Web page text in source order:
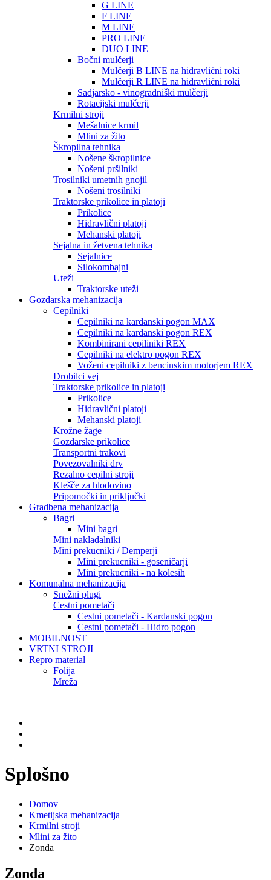
G LINE
F LINE
M LINE
PRO LINE
DUO LINE
Bočni mulčerji
Mulčerji B LINE na hidravlični roki
Mulčerji R LINE na hidravlični roki
Sadjarsko - vinogradniški mulčerji
Rotacijski mulčerji
Krmilni stroji
Mešalnice krmil
Mlini za žito
Škropilna tehnika
Nošene škropilnice
Nošeni pršilniki
Trosilniki umetnih gnojil
Nošeni trosilniki
Traktorske prikolice in platoji
Prikolice
Hidravlični platoji
Mehanski platoji
Sejalna in žetvena tehnika
Sejalnice
Silokombajni
Uteži
Traktorske uteži
Gozdarska mehanizacija
Cepilniki
Cepilniki na kardanski pogon MAX
Cepilniki na kardanski pogon REX
Kombinirani cepiliniki REX
Cepilniki na elektro pogon REX
Voženi cepilniki z bencinskim motorjem REX
Drobilci vej
Traktorske prikolice in platoji
Prikolice
Hidravlični platoji
Mehanski platoji
Krožne žage
Gozdarske prikolice
Transportni trakovi
Povezovalniki drv
Rezalno cepilni stroji
Klešče za hlodovino
Pripomočki in priključki
Gradbena mehanizacija
Bagri
Mini bagri
Mini nakladalniki
Mini prekucniki / Demperji
Mini prekucniki - goseničarji
Mini prekucniki - na kolesih
Komunalna mehanizacija
Snežni plugi
Cestni pometači
Cestni pometači - Kardanski pogon
Cestni pometači - Hidro pogon
MOBILNOST
VRTNI STROJI
Repro material
Folija
Mreža
Splošno
Domov
Kmetijska mehanizacija
Krmilni stroji
Mlini za žito
Zonda
Zonda